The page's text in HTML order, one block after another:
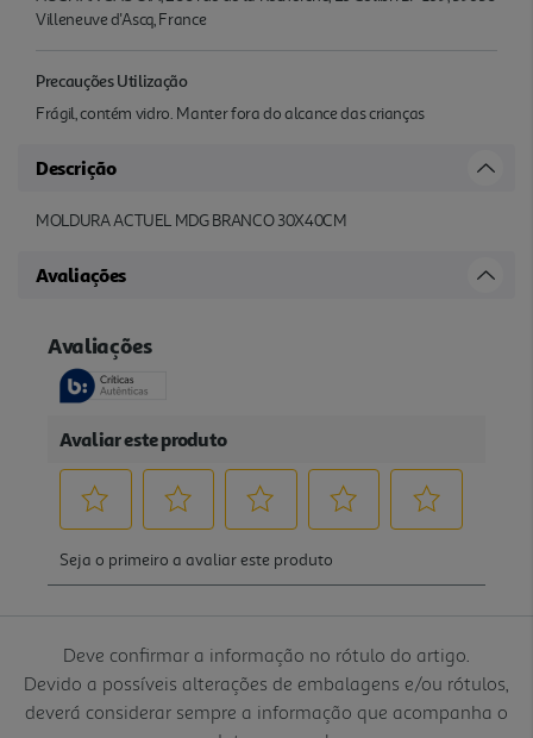
Villeneuve d'Ascq, France
Precauções Utilização
Frágil, contém vidro. Manter fora do alcance das crianças
Descrição
MOLDURA ACTUEL MDG BRANCO 30X40CM
Avaliações
Deve confirmar a informação no rótulo do artigo.
Devido a possíveis alterações de embalagens e/ou rótulos,
deverá considerar sempre a informação que acompanha o